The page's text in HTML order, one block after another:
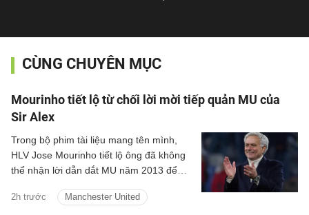
CÙNG CHUYÊN MỤC
Mourinho tiết lộ từ chối lời mời tiếp quản MU của
Sir Alex
2h trước Manchester United
Trong bộ phim tài liệu mang tên mình,
HLV Jose Mourinho tiết lộ ông đã không
thể nhận lời dẫn dắt MU năm 2013 để